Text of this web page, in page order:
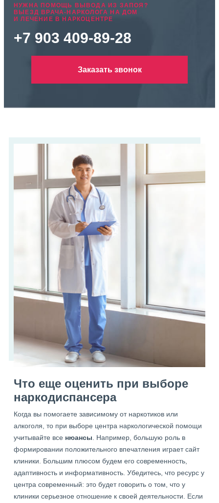
НУЖНА ПОМОЩЬ ВЫВОДА ИЗ ЗАПОЯ?
ВЫЕЗД ВРАЧА-НАРКОЛОГА НА ДОМ
И ЛЕЧЕНИЕ В НАРКОЦЕНТРЕ
+7 903 409-89-28
Заказать звонок
Что еще оценить при выборе
наркодиспансера
Когда вы помогаете зависимому от наркотиков или
алкоголя, то при выборе центра наркологической помощи
учитывайте все нюансы . Например, большую роль в
формировании положительного впечатления играет сайт
клиники. Большим плюсом будем его современность,
адаптивность и информативность. Убедитесь, что ресурс у
центра современный: это будет говорить о том, что у
клиники серьезное отношение к своей деятельности. Если